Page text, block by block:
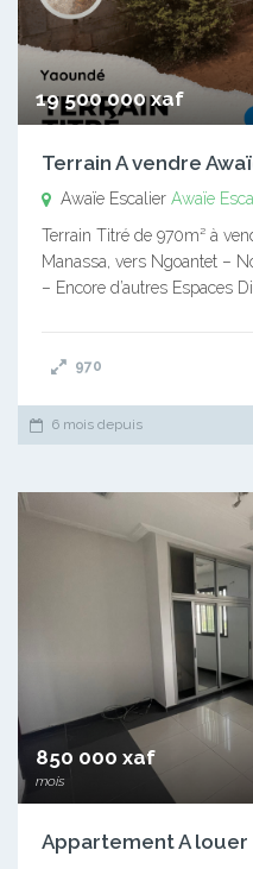
19 500 000 xaf
Terrain A vendre
Awaïe Escalier Awaïe
Terrain Titré de 970m² à
Manassa, vers Ngoantet –
– Encore d’autres Espaces
970
6 mois depuis
850 000 xaf
mois
Appartement A louer